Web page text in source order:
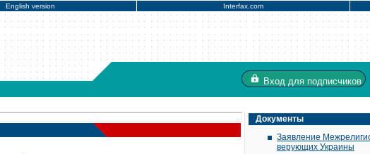
English version Interfax.com
Вход для подписчиков
Документы
Заявление
верующих Украины